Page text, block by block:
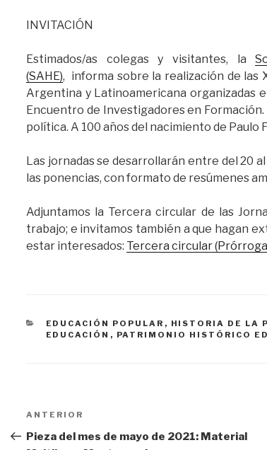
INVITACIÓN
Estimados/as colegas y visitantes, la
(SAHE), informa sobre la realización de las
Argentina y Latinoamericana organizadas
Encuentro de Investigadores en
política. A 100 años del nacimiento de Paulo
Las jornadas se desarrollarán entre del 20
las ponencias, con formato de resúmenes
Adjuntamos la Tercera circular de las
trabajo; e invitamos también a que hagan
estar interesados: Tercera circular
CATEGORÍAS
EDUCACIÓN POPULAR , HISTORIA DE LA
EDUCACIÓN , PATRIMONIO HISTÓRICO
Navegación
de
Entrada
anterior:
ANTERIOR
Pieza del mes de mayo de 2021: Material